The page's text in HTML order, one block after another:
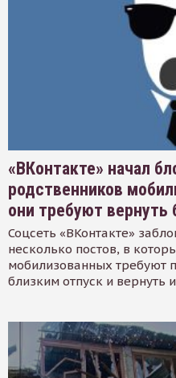
«ВКонтакте» начал
родственников
они требуют вернуть
Соцсеть «ВКонтакте»
несколько постов, в
мобилизованных требуют
близким отпуск и вернуть